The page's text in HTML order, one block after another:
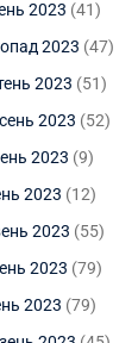
2023 (41)
2023 (47)
2023 (51)
2023 (52)
2023 (9)
2023 (12)
2023 (55)
2023 (79)
2023 (79)